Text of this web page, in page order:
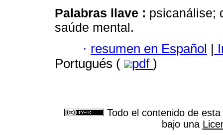
Palabras llave : psicanálise;
saúde mental.
· resumen en Español |
Portugués (
pdf )
Todo el contenido de
bajo una